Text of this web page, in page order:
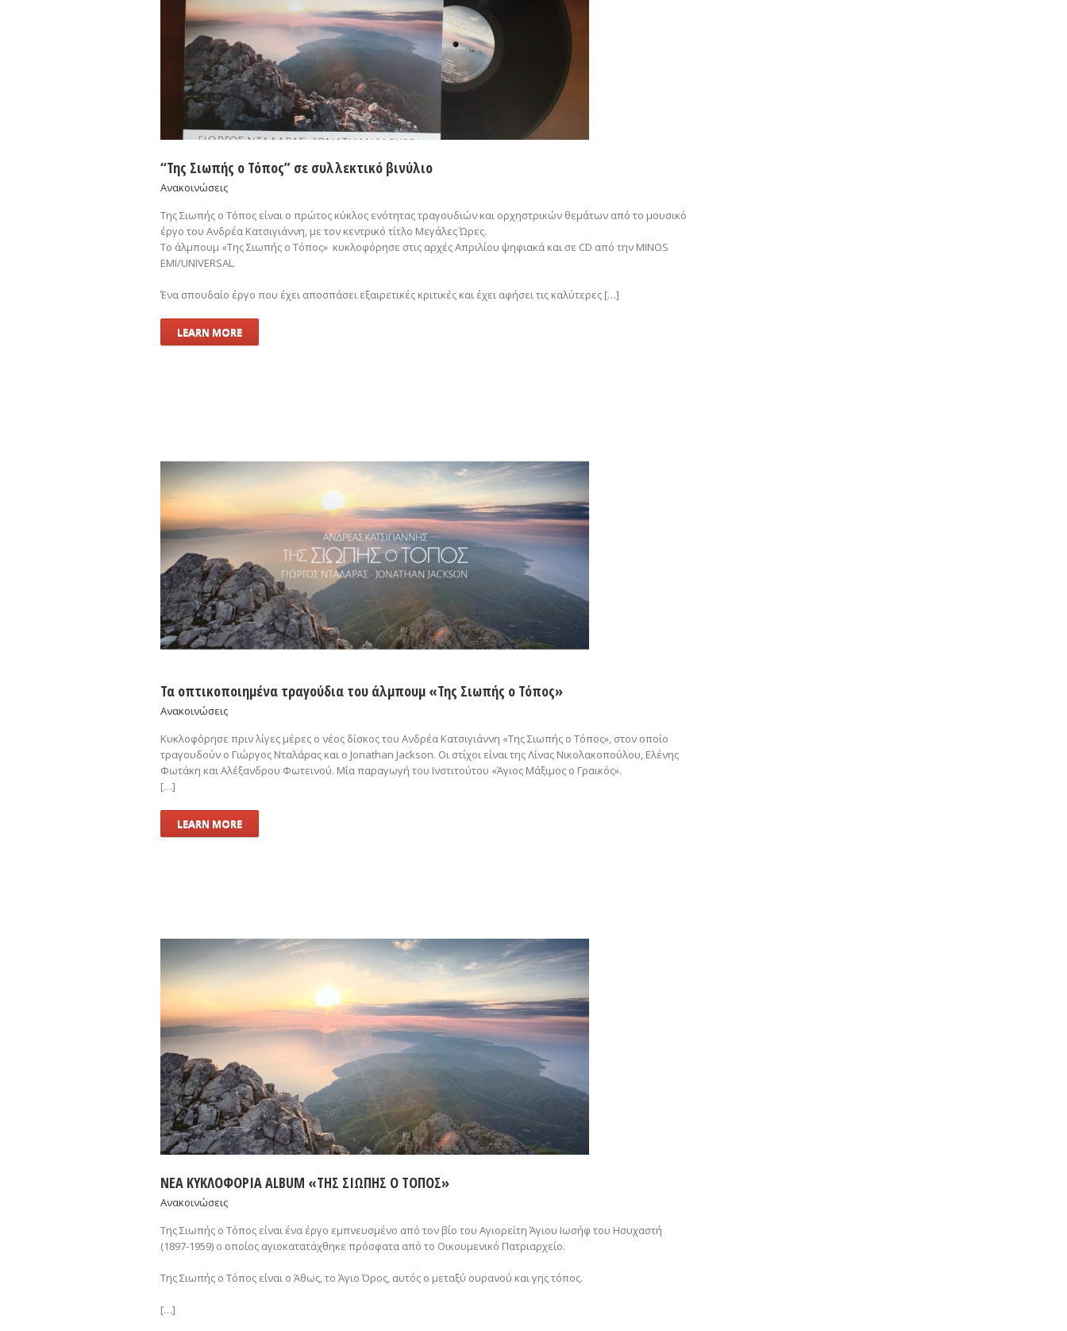
“Της Σιωπής ο Τόπος” σε συλλεκτικό βινύλιο
Ανακοινώσεις
Της Σιωπής ο Τόπος είναι ο πρώτος κύκλος ενότητας τραγουδιών και ορχηστρικών θεμάτων από το μουσικό
έργο του Ανδρέα Κατσιγιάννη, με τον κεντρικό τίτλο Μεγάλες Ώρες.
Το άλμπουμ «Της Σιωπής ο Τόπος» κυκλοφόρησε στις αρχές Απριλίου ψηφιακά και σε CD από την MINOS
EMI/UNIVERSAL.
Ένα σπουδαίο έργο που έχει αποσπάσει εξαιρετικές κριτικές και έχει αφήσει τις καλύτερες […]
LEARN MORE
Τα οπτικοποιημένα τραγούδια του άλμπουμ «Της Σιωπής ο Τόπος»
Ανακοινώσεις
Κυκλοφόρησε πριν λίγες μέρες ο νέος δίσκος του Ανδρέα Κατσιγιάννη «Της Σιωπής ο Τόπος», στον οποίο
τραγουδούν ο Γιώργος Νταλάρας και ο Jonathan Jackson. Οι στίχοι είναι της Λίνας Νικολακοπούλου, Ελένης
Φωτάκη και Αλέξανδρου Φωτεινού. Μία παραγωγή του Ινστιτούτου «Άγιος Μάξιμος ο Γραικός».
[…]
LEARN MORE
ΝΕΑ ΚΥΚΛΟΦΟΡΙΑ ALBUM «ΤΗΣ ΣΙΩΠΗΣ Ο ΤΟΠΟΣ»
Ανακοινώσεις
Της Σιωπής ο Τόπος είναι ένα έργο εμπνευσμένο από τον βίο του Αγιορείτη Άγιου Ιωσήφ του Ησυχαστή
(1897-1959) ο οποίος αγιοκατατάχθηκε πρόσφατα από το Οικουμενικό Πατριαρχείο.
Της Σιωπής ο Τόπος είναι ο Άθως, το Άγιο Όρος, αυτός ο μεταξύ ουρανού και γης τόπος.
[…]